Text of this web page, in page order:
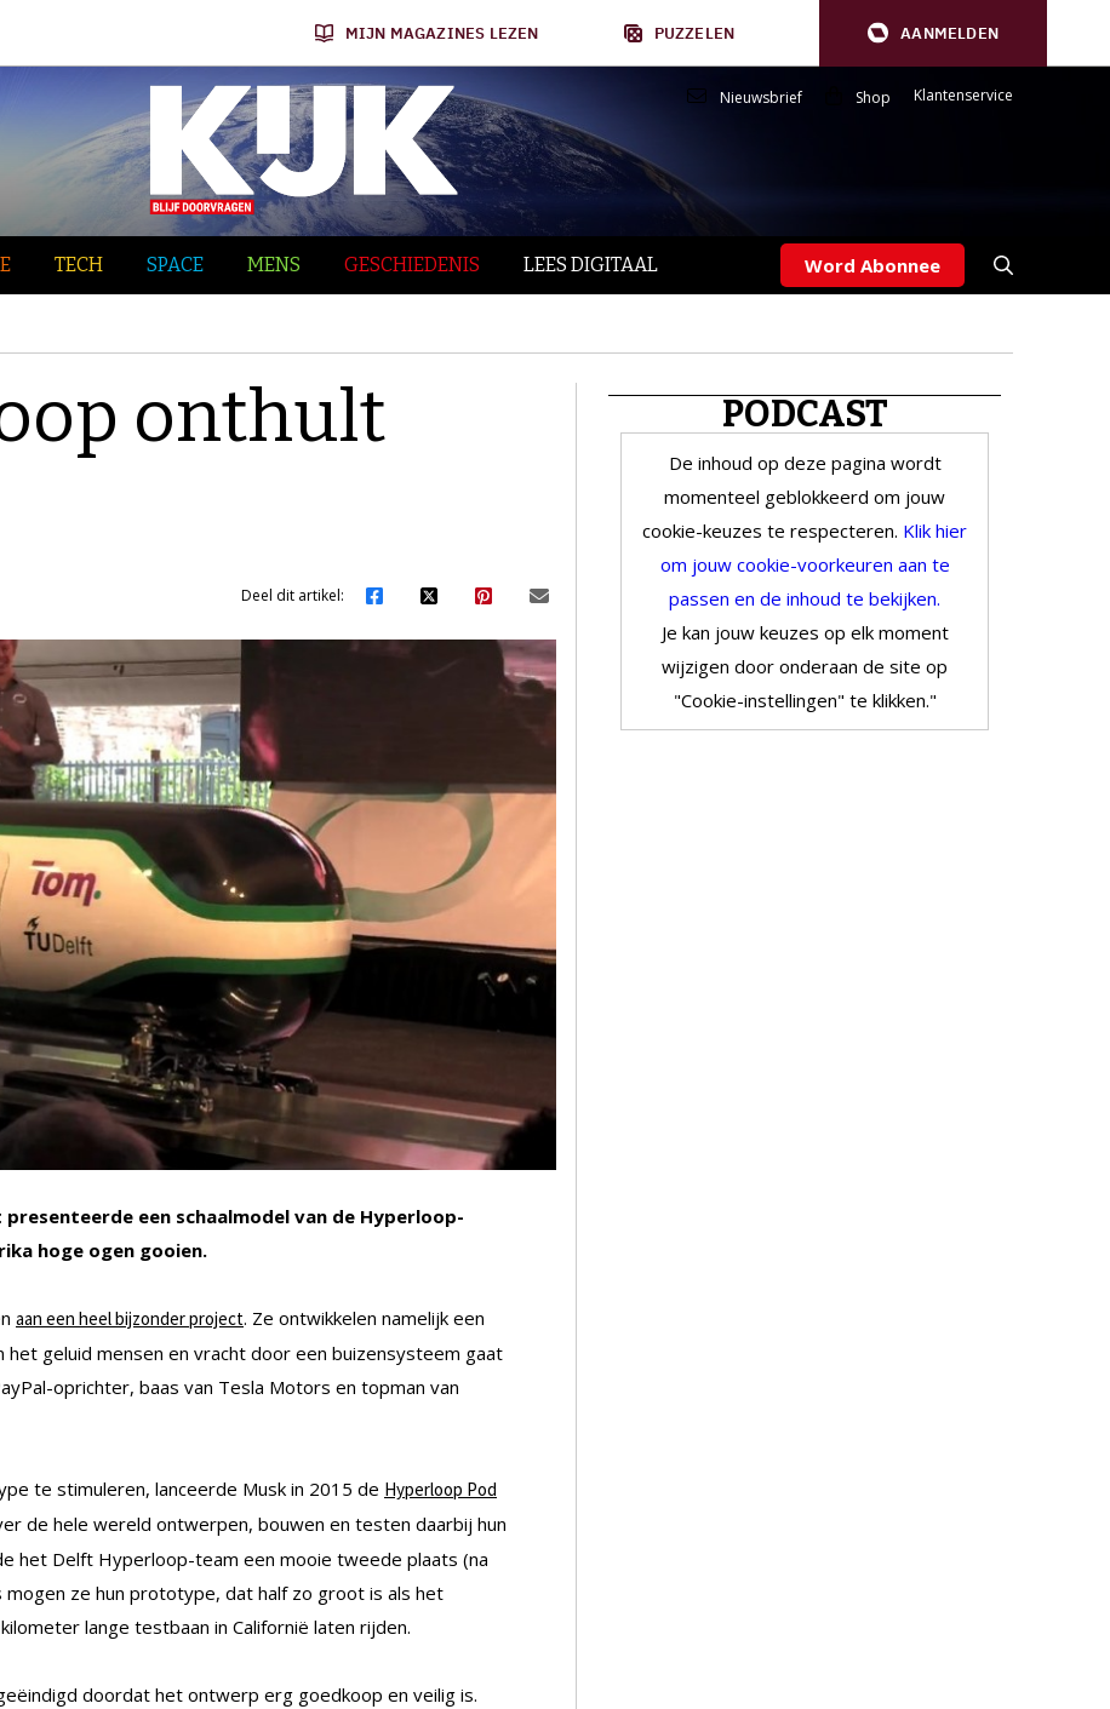
MIJN MAGAZINES LEZEN PUZZELEN AANMELDEN
Nieuwsbrief Shop Klantenservice
TECH SPACE MENS GESCHIEDENIS LEES DIGITAAL Word Abonnee
onthult
Deel dit artikel:
een schaalmodel van de Hyperloop-
hoge ogen gooien.
aan een heel bijzonder project. Ze ontwikkelen namelijk een
geluid mensen en vracht door een buizensysteem gaat
oprichter, baas van Tesla Motors en topman van
te stimuleren, lanceerde Musk in 2015 de Hyperloop Pod
de hele wereld ontwerpen, bouwen en testen daarbij hun
het Delft Hyperloop-team een mooie tweede plaats (na
ze hun prototype, dat half zo groot is als het
lange testbaan in Californië laten rijden.
doordat het ontwerp erg goedkoop en veilig is.
PODCAST
De inhoud op deze pagina wordt
momenteel geblokkeerd om jouw
cookie-keuzes te respecteren. Klik hier
om jouw cookie-voorkeuren aan te
passen en de inhoud te bekijken.
Je kan jouw keuzes op elk moment
wijzigen door onderaan de site op
"Cookie-instellingen" te klikken."